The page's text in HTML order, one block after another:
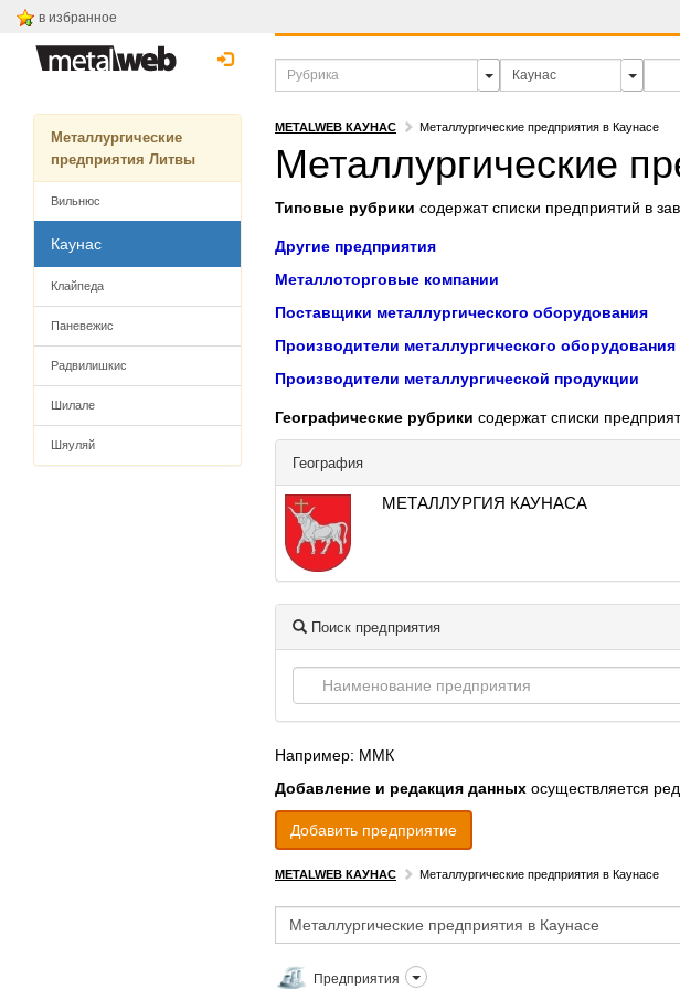
в избранное
Металлургические
предприятия Литвы
Вильнюс
Каунас
Клайпеда
Паневежис
Радвилишкис
Шилале
Шяуляй
METALWEB КАУНАС Металлургические предприятия в Каунасе
Металлургические
Типовые рубрики содержат списки предприятий в
Другие предприятия
Металлоторговые компании
Поставщики металлургического оборудования
Производители металлургического оборудования
Производители металлургической продукции
Географические рубрики содержат списки
География
МЕТАЛЛУРГИЯ КАУНАСА
Поиск предприятия
Например: ММК
Добавление и редакция данных осуществляется
Добавить предприятие
METALWEB КАУНАС Металлургические предприятия в Каунасе
Предприятия